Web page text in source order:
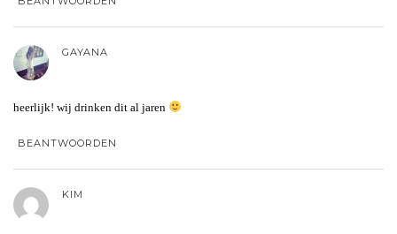
GAYANA
heerlijk! wij drinken dit al jaren
BEANTWOORDEN
KIM